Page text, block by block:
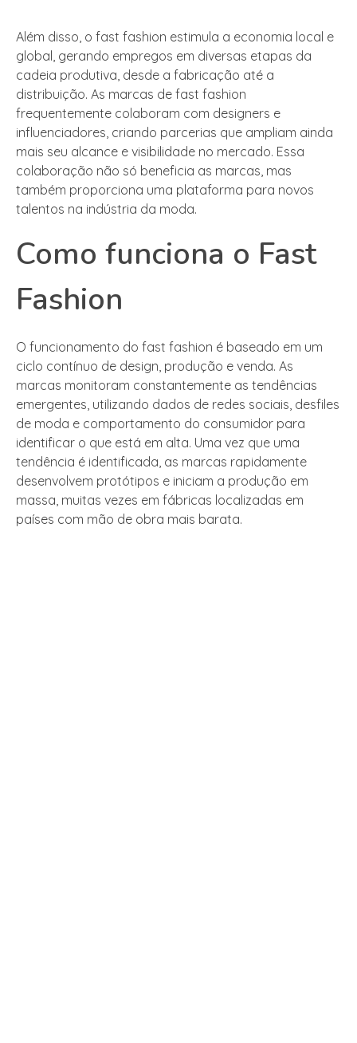
Além disso, o fast fashion estimula a economia local e
global, gerando empregos em diversas etapas da
cadeia produtiva, desde a fabricação até a
distribuição. As marcas de fast fashion
frequentemente colaboram com designers e
influenciadores, criando parcerias que ampliam ainda
mais seu alcance e visibilidade no mercado. Essa
colaboração não só beneficia as marcas, mas
também proporciona uma plataforma para novos
talentos na indústria da moda.
Como funciona o Fast
Fashion
O funcionamento do fast fashion é baseado em um
ciclo contínuo de design, produção e venda. As
marcas monitoram constantemente as tendências
emergentes, utilizando dados de redes sociais, desfiles
de moda e comportamento do consumidor para
identificar o que está em alta. Uma vez que uma
tendência é identificada, as marcas rapidamente
desenvolvem protótipos e iniciam a produção em
massa, muitas vezes em fábricas localizadas em
países com mão de obra mais barata.